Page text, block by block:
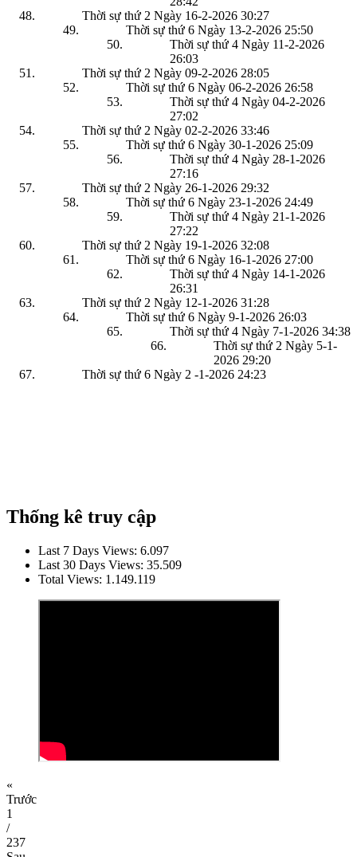
Thời sự thứ 2 Ngày 16-2-2026 30:27
Thời sự thứ 6 Ngày 13-2-2026 25:50
Thời sự thứ 4 Ngày 11-2-2026
26:03
Thời sự thứ 2 Ngày 09-2-2026 28:05
Thời sự thứ 6 Ngày 06-2-2026 26:58
Thời sự thứ 4 Ngày 04-2-2026
27:02
Thời sự thứ 2 Ngày 02-2-2026 33:46
Thời sự thứ 6 Ngày 30-1-2026 25:09
Thời sự thứ 4 Ngày 28-1-2026
27:16
Thời sự thứ 2 Ngày 26-1-2026 29:32
Thời sự thứ 6 Ngày 23-1-2026 24:49
Thời sự thứ 4 Ngày 21-1-2026
27:22
Thời sự thứ 2 Ngày 19-1-2026 32:08
Thời sự thứ 6 Ngày 16-1-2026 27:00
Thời sự thứ 4 Ngày 14-1-2026
26:31
Thời sự thứ 2 Ngày 12-1-2026 31:28
Thời sự thứ 6 Ngày 9-1-2026 26:03
Thời sự thứ 4 Ngày 7-1-2026 34:38
Thời sự thứ 2 Ngày 5-1-
2026 29:20
Thời sự thứ 6 Ngày 2 -1-2026 24:23
Thống kê truy cập
Last 7 Days Views: 6.097
Last 30 Days Views: 35.509
Total Views: 1.149.119
«
Trước
1
/
237